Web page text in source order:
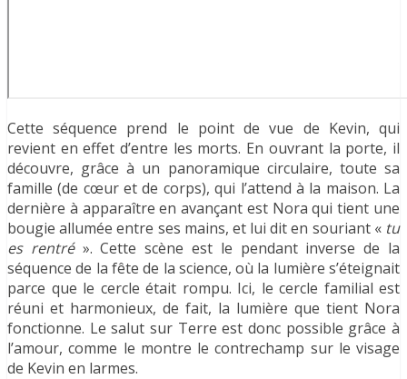
Cette séquence prend le point de vue de Kevin, qui
revient en effet d’entre les morts. En ouvrant la porte, il
découvre, grâce à un panoramique circulaire, toute sa
famille (de cœur et de corps), qui l’attend à la maison. La
dernière à apparaître en avançant est Nora qui tient une
bougie allumée entre ses mains, et lui dit en souriant « tu
es rentré ». Cette scène est le pendant inverse de la
séquence de la fête de la science, où la lumière s’éteignait
parce que le cercle était rompu. Ici, le cercle familial est
réuni et harmonieux, de fait, la lumière que tient Nora
fonctionne. Le salut sur Terre est donc possible grâce à
l’amour, comme le montre le contrechamp sur le visage
de Kevin en larmes.